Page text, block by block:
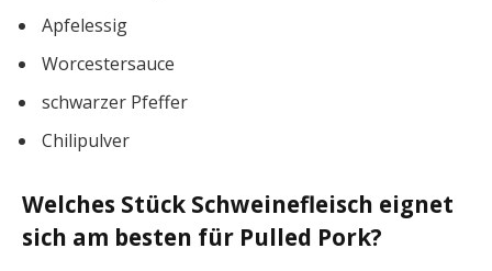
Apfelessig
Worcestersauce
schwarzer Pfeffer
Chilipulver
Welches Stück Schweinefleisch eignet
sich am besten für Pulled Pork?